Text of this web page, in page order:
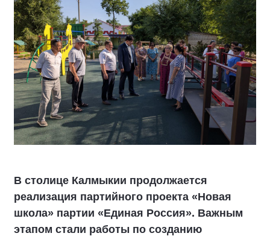
В столице Калмыкии продолжается
реализация партийного проекта «Новая
школа» партии «Единая Россия». Важным
этапом стали работы по созданию